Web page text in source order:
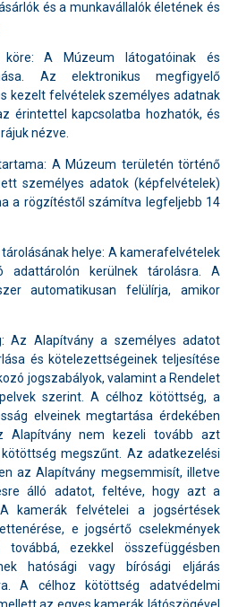
és a munkavállalók életének és
A Múzeum látogatóinak és
Az elektronikus megfigyelő
kezelt felvételek személyes adatnak
érintettel kapcsolatba hozhatók, és
nézve.
A Múzeum területén történő
személyes adatok (képfelvételek)
a rögzítéstől számítva legfeljebb 14
helye: A kamerafelvételek
adattárolón kerülnek tárolásra. A
automatikusan felülírja, amikor
Az Alapítvány a személyes adatot
és kötelezettségeinek teljesítése
jogszabályok, valamint a Rendelet
szerint. A célhoz kötöttség, a
elveinek megtartása érdekében
Alapítvány nem kezeli tovább azt
megszűnt. Az adatkezelési
az Alapítvány megsemmisít, illetve
álló adatot, feltéve, hogy azt a
kamerák felvételei a jogsértések
e jogsértő cselekmények
továbbá, ezekkel összefüggésben
hatósági vagy bírósági eljárás
A célhoz kötöttség adatvédelmi